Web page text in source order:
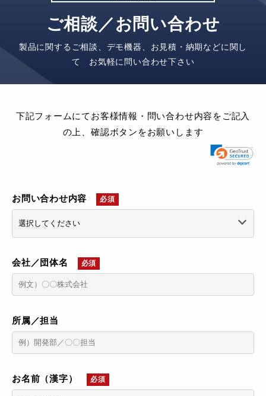
ご相談／お問い合わせ
製品に関するご相談、デモ機器、お見積・納期などに関し
て お気軽に問い合わせ下さい
下記フォームにてお客様情報・問い合わせ内容をご記入
の上、確認ボタンをお願いします
お問い合わせ内容 必須
会社／団体名 必須
所属／担当
お名前（漢字） 必須